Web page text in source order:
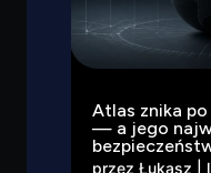
Atlas znika
— a jego
przez Łukasz